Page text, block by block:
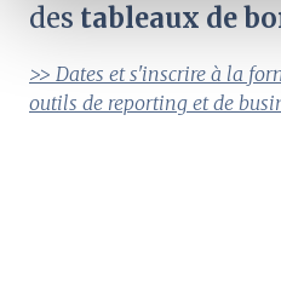
des tableaux de
>> Dates et s'inscrire à la
outils de reporting et de